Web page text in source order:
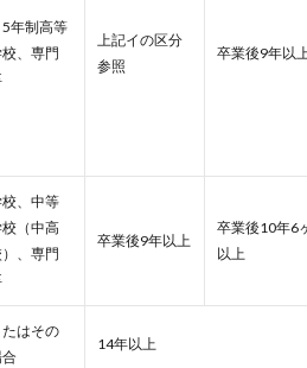
年制高等
、専門
上記イの区分
参照
卒業後9年以
、中等
（中高
、専門
卒業後9年以上
卒業後10年6
以上
はその
14年以上